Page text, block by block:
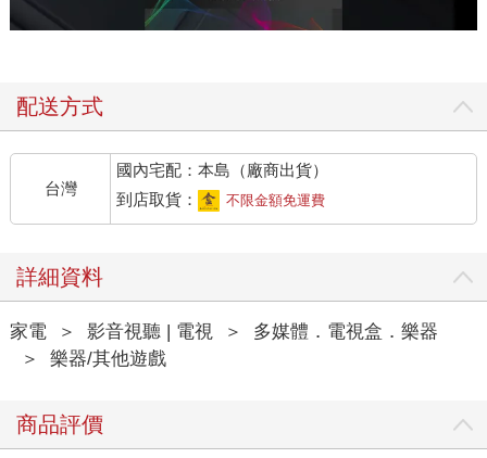
配送方式
台灣
國內宅配：本島（廠商出貨）
到店取貨：
不限金額免運費
詳細資料
家電 ＞ 影音視聽 | 電視 ＞
多媒體．電視盒．樂器
＞
樂器/其他遊戲
商品評價